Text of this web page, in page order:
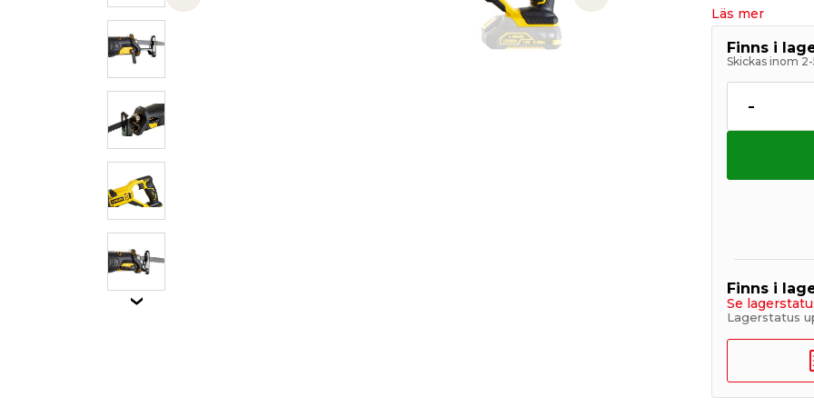
Previous slide Next slide
Läs mer
Finns i
Skickas inom
-
Finns i
Se
Lagerstatus